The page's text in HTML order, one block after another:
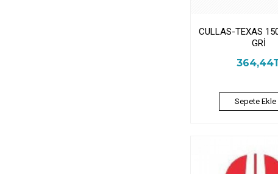
CULLAS-TEXAS
GRİ
Sepete Ekle